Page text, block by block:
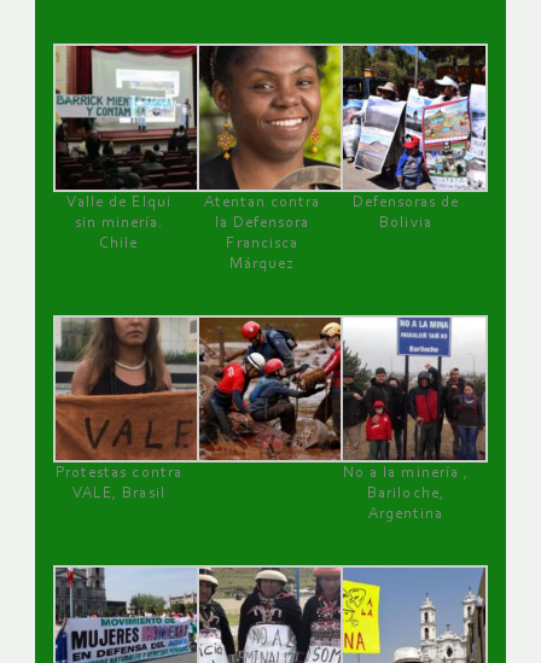
Valle de Elqui
sin minería.
Chile
Atentan contra
la Defensora
Francisca
Márquez
Defensoras de
Bolivia
Protestas contra
VALE, Brasil
No a la minería ,
Bariloche,
Argentina